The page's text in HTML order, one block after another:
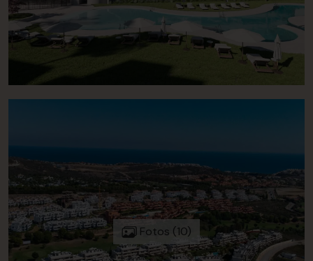
Fotos (10)